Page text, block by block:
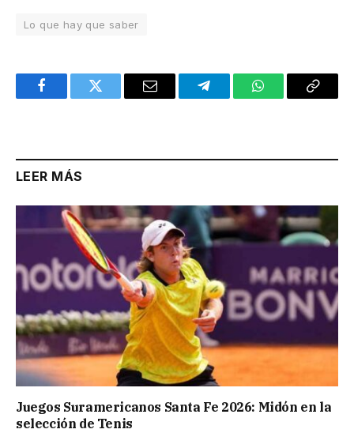
Lo que hay que saber
FacebookTwitter Email TelegramWhatsAppCopy
LEER MÁS
Juegos Suramericanos Santa Fe 2026: Midón en la
selección de Tenis